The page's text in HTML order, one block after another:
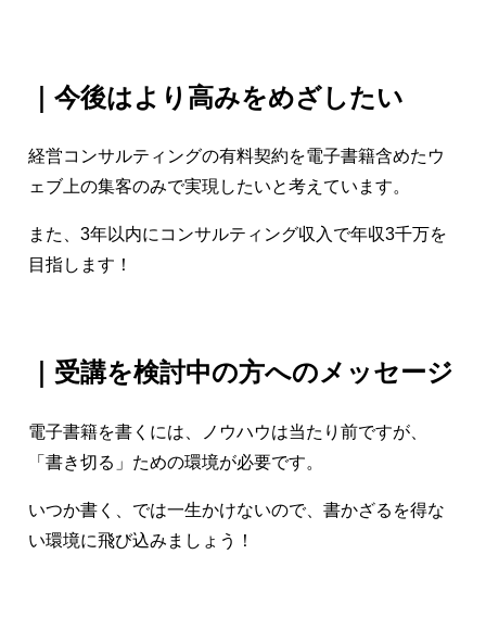
｜今後はより高みをめざしたい
経営コンサルティングの有料契約を電子書籍含めたウ
ェブ上の集客のみで実現したいと考えています。
また、3年以内にコンサルティング収入で年収3千万を
目指します！
｜受講を検討中の方へのメッセージ
電子書籍を書くには、ノウハウは当たり前ですが、
「書き切る」ための環境が必要です。
いつか書く、では一生かけないので、書かざるを得な
い環境に飛び込みましょう！